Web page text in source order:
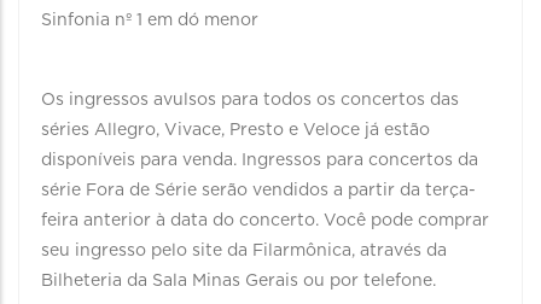
Sinfonia nº 1 em dó menor
Os ingressos avulsos para todos os concertos das
séries Allegro, Vivace, Presto e Veloce já estão
disponíveis para venda. Ingressos para concertos da
série Fora de Série serão vendidos a partir da terça-
feira anterior à data do concerto. Você pode comprar
seu ingresso pelo site da Filarmônica, através da
Bilheteria da Sala Minas Gerais ou por telefone.